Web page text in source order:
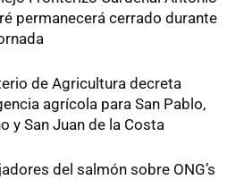
permanecerá cerrado durante
de Agricultura decreta
agrícola para San Pablo,
y San Juan de la Costa
del salmón sobre ONG’s